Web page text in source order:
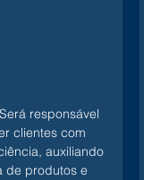
Será responsável
clientes com
auxiliando
de produtos e